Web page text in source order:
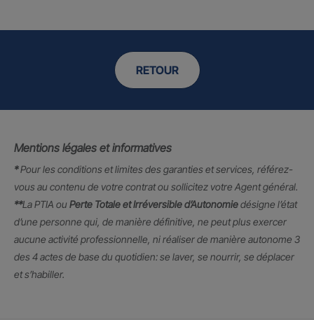
RETOUR
Mentions légales et informatives
*Pour les conditions et limites des garanties et services, référez-
vous au contenu de votre contrat ou sollicitez votre Agent général.
**La PTIA ou Perte Totale et Irréversible d’Autonomiedésigne l’état
d’une personne qui, de manière définitive, ne peut plus exercer
aucune activité professionnelle, ni réaliser de manière autonome 3
des 4 actes de base du quotidien: se laver, se nourrir, se déplacer
et s’habiller.